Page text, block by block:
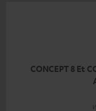
CONCEPT 8 Et